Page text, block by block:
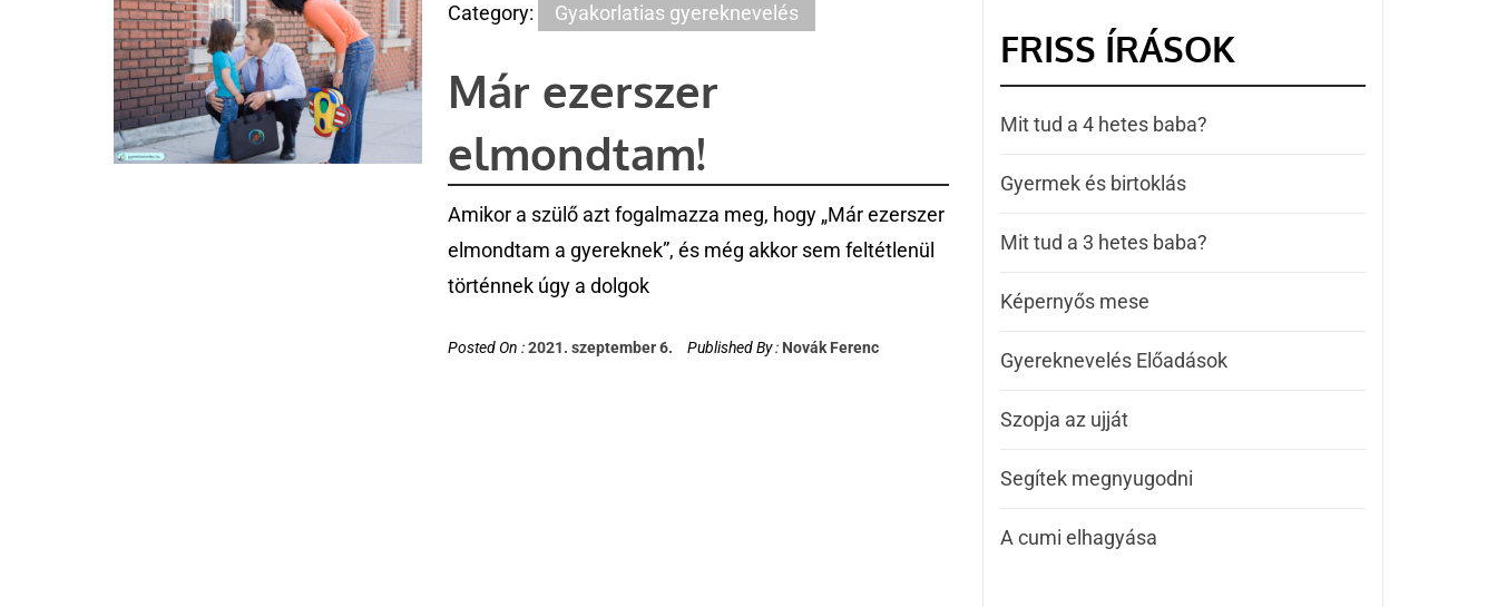
Category: Gyakorlatias gyereknevelés
Már ezerszer
elmondtam!
Amikor a szülő azt fogalmazza meg, hogy „Már ezerszer
elmondtam a gyereknek”, és még akkor sem feltétlenül
történnek úgy a dolgok
Posted On :2021. szeptember 6. Published By : Novák Ferenc
FRISS ÍRÁSOK
Mit tud a 4 hetes baba?
Gyermek és birtoklás
Mit tud a 3 hetes baba?
Képernyős mese
Gyereknevelés Előadások
Szopja az ujját
Segítek megnyugodni
A cumi elhagyása